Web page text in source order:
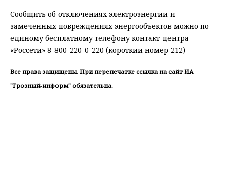
Сообщить об отключениях электроэнергии и
замеченных повреждениях энергообъектов можно по
единому бесплатному телефону контакт-центра
«Россети» 8-800-220-0-220 (короткий номер 212)
Все права защищены. При перепечатке ссылка на сайт ИА
"Грозный-информ" обязательна.